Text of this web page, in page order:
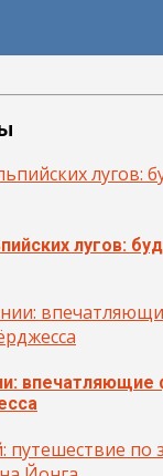
лугов:
впечатляющие